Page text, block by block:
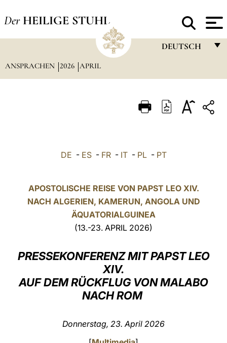
Der HEILIGE STUHL
DEUTSCH
ITALIANO
POLSKI
العربيّة
ANSPRACHEN 2026 APRIL
DE - ES- FR- IT- PL- PT
APOSTOLISCHE REISE VON PAPST LEO XIV.
NACH ALGERIEN, KAMERUN, ANGOLA UND
ÄQUATORIALGUINEA
(13.-23. APRIL 2026)
PRESSEKONFERENZ MIT PAPST LEO
XIV.
AUF DEM RÜCKFLUG VON MALABO
NACH ROM
Donnerstag, 23. April 2026